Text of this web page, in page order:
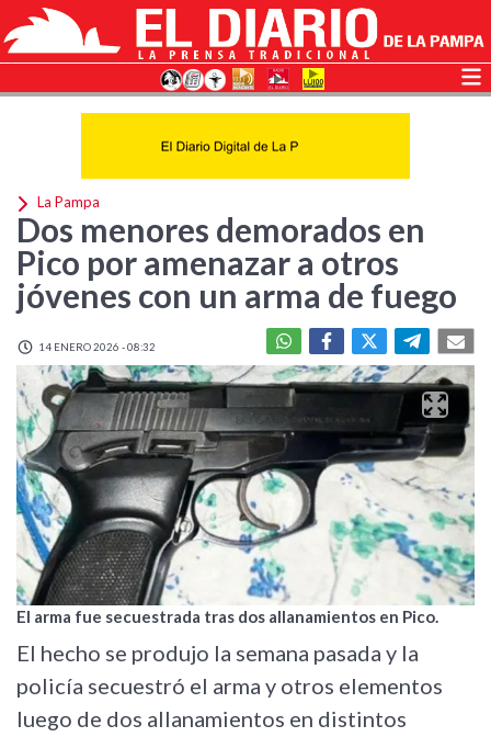
La Pampa
Dos menores demorados en
Pico por amenazar a otros
jóvenes con un arma de fuego
14 ENERO 2026 - 08:32
El arma fue secuestrada tras dos allanamientos en Pico.
El hecho se produjo la semana pasada y la
policía secuestró el arma y otros elementos
luego de dos allanamientos en distintos